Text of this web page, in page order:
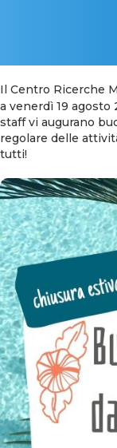
Il Centro Ricerche
a venerdì 19
staff vi augurano
regolare delle
tutti!